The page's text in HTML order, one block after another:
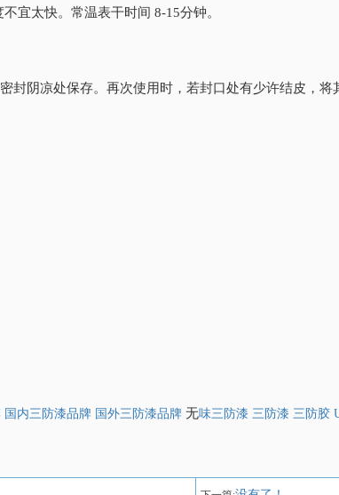
宜太快。常温表干时间 8-15分钟。
阴凉处保存。再次使用时，若封口处有少许结皮，将
内三防漆品牌 国外三防漆品牌 无味三防漆 三防漆 三防胶